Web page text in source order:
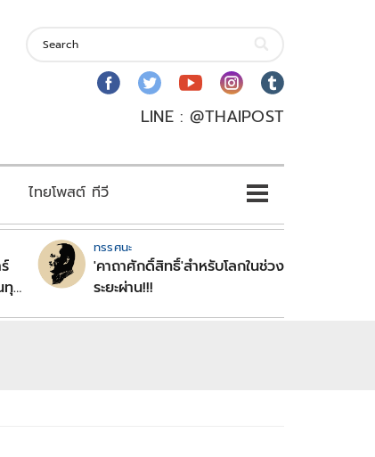
LINE : @THAIPOST
ไทยโพสต์ ทีวี
ทุก
ทรรศนะ
'คาถาศักดิ์สิทธิ์'สำหรับโลกในช่วง
ระยะผ่าน!!!